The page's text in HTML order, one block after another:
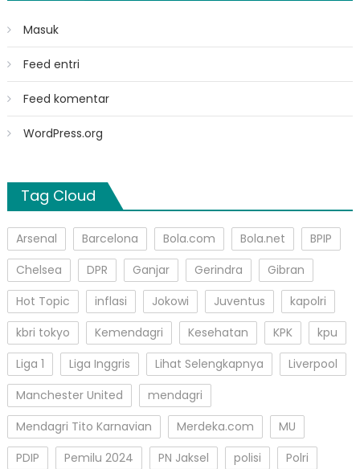
Masuk
Feed entri
Feed komentar
WordPress.org
Tag Cloud
Arsenal Barcelona Bola.com Bola.net
BPIP
Chelsea
DPR Ganjar Gerindra
Gibran
Hot Topic
inflasi Jokowi Juventus
kapolri
kbri tokyo
Kemendagri Kesehatan KPK
kpu
Liga 1
Liga Inggris Lihat Selengkapnya
Liverpool
Manchester United
mendagri
Mendagri Tito Karnavian
Merdeka.com
MU
PDIP
Pemilu 2024 PN Jaksel polisi
Polri